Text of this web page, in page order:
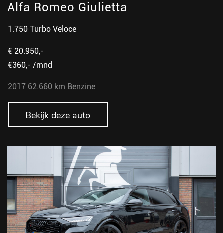
Alfa Romeo Giulietta
1.750 Turbo Veloce
€ 20.950,-
€360,- /mnd
2017 62.660 km Benzine
Bekijk deze auto